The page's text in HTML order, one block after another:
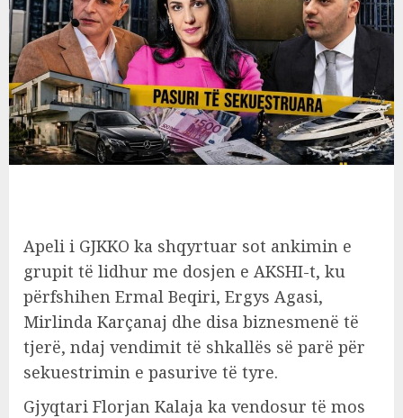
Apeli i GJKKO ka shqyrtuar sot ankimin e
grupit të lidhur me dosjen e AKSHI-t, ku
përfshihen Ermal Beqiri, Ergys Agasi,
Mirlinda Karçanaj dhe disa biznesmenë të
tjerë, ndaj vendimit të shkallës së parë për
sekuestrimin e pasurive të tyre.
Gjyqtari Florjan Kalaja ka vendosur të mos